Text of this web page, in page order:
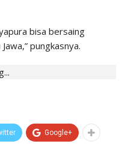
bisa bersaing
pungkasnya.
Google+